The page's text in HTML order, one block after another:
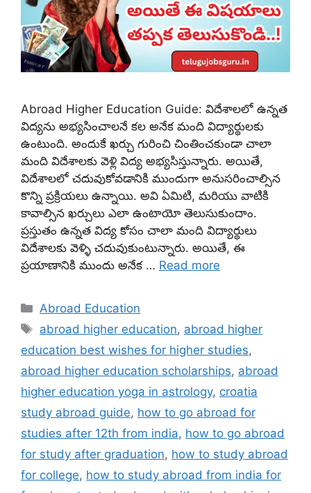
Abroad Higher Education Guide: విదేశాలలో ఉన్నత
విద్యను అభ్యసించాలనే కల అనేక మంది విద్యార్థులకు
ఉంటుంది. అందుకే ఖర్చు గురించి చింతించకుండా చాలా
మంది విదేశాలకు వెళ్లి విద్య అభ్యసిస్తున్నారు. అయితే,
విదేశాలలో చదువుకోవడానికి ముందుగా అనుసరించాల్సిన
కొన్ని ప్రక్రియలు ఉన్నాయి. అవి ఏమిటి, మరియు వాటికి
కావాల్సిన ఖర్చులు ఎలా ఉంటాయో తెలుసుకుందాం.
ప్రస్తుతం ఉన్నత విద్య కోసం చాలా మంది విద్యార్థులు
విదేశాలకు వెళ్ళి చదువుకుంటున్నారు. అయితే, ఈ
ప్రయాణానికి ముందు అనేక … Read more
Categories
Abroad Education
Tags
abroad higher education, abroad higher
education best wishes for higher studies,
abroad higher education scholarships, abroad
higher education yoga in astrology, croatia
study abroad guide, how to go abroad for
studies after 12th from india, how to go abroad
for study after graduation, how to study abroad
for college, how to study abroad from india for